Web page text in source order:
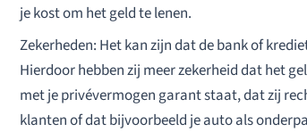
je kost om het geld te lenen.
Zekerheden: Het kan zijn dat de bank of
Hierdoor hebben zij meer zekerheid dat het
met je privévermogen garant staat, dat zij
klanten of dat bijvoorbeeld je auto als